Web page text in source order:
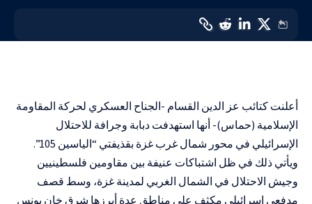
أعلنت كتائب عز الدين القسام -الجناح العسكري لحركة المقاومة
الإسلامية (حماس)- أنها استهدفت دبابة وجرافة للاحتلال
الإسرائيلي في محور شمال غرب غزة بقذيفتي “الياسين 105”.
ويأتي ذلك في ظل اشتباكات عنيفة بين مقاومين فلسطينيين
وجيش الاحتلال في الشمال الغربي لمدينة غزة، وسط قصف
مدفعي إسرائيلي مكثف على مناطق عدة أبرزها شرق خان يونس